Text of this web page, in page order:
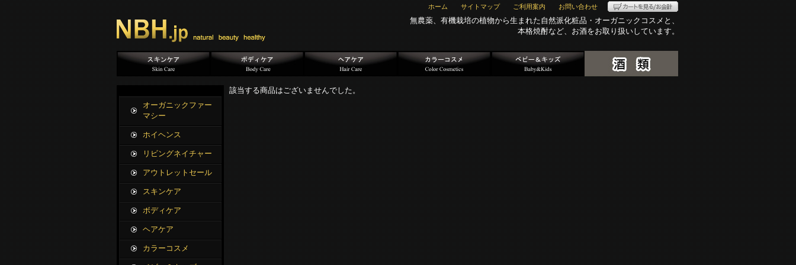
ホーム サイトマップ ご利用案内 お問い合わせ
無農薬、有機栽培の植物から生まれた自然派化粧品・オーガニックコスメと、
本格焼酎など、お酒をお取り扱いしています。
該当する商品はございませんでした。
オーガニックファー
マシー
ホイヘンス
リビングネイチャー
アウトレットセール
スキンケア
ボディケア
ヘアケア
カラーコスメ